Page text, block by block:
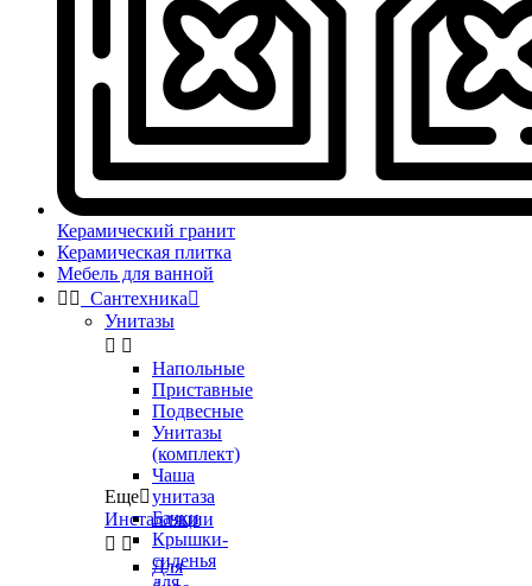
Керамический гранит
Керамическая плитка
Мебель для ванной
  Сантехника
Унитазы
 
Напольные
Приставные
Подвесные
Унитазы
(комплект)
Чаша
унитаза
Бачки
Крышки-
сиденья
для
Еще
Инсталляции
 
Для